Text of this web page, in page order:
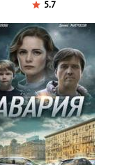
5.7